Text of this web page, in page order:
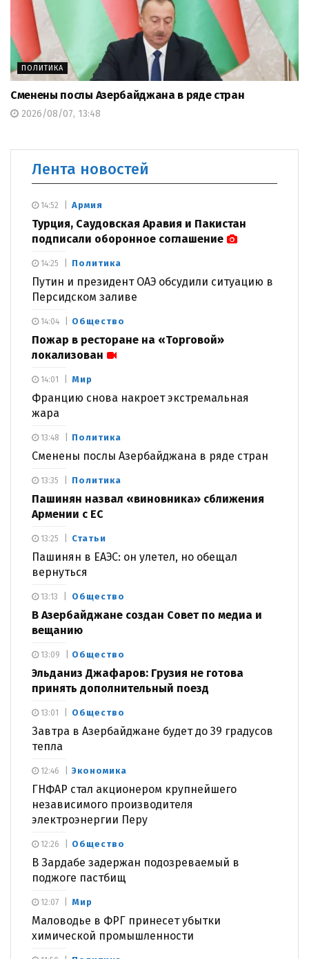
ПОЛИТИКА
Сменены послы Азербайджана в ряде стран
2026/08/07, 13:48
Лента новостей
Армия
Турция, Саудовская Аравия и Пакистан
подписали оборонное соглашение
14:52
Политика
Путин и президент ОАЭ обсудили ситуацию в
Персидском заливе
14:25
Общество
Пожар в ресторане на «Торговой»
локализован
14:04
Мир
Францию снова накроет экстремальная
жара
14:01
Политика
Сменены послы Азербайджана в ряде стран
13:48
Политика
Пашинян назвал «виновника» сближения
Армении с ЕС
13:35
Статьи
Пашинян в ЕАЭС: он улетел, но обещал
вернуться
13:25
Общество
В Азербайджане создан Совет по медиа и
вещанию
13:13
Общество
Эльданиз Джафаров: Грузия не готова
принять дополнительный поезд
13:09
Общество
Завтра в Азербайджане будет до 39 градусов
тепла
13:01
Экономика
ГНФАР стал акционером крупнейшего
независимого производителя
электроэнергии Перу
12:46
Общество
В Зардабе задержан подозреваемый в
поджоге пастбищ
12:26
Мир
Маловодье в ФРГ принесет убытки
химической промышленности
12:07